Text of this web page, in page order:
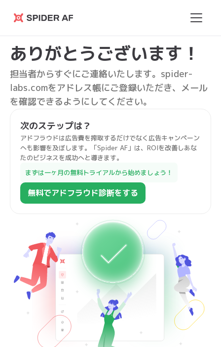
Spider
AF
ありがとうございます！
担当者からすぐにご連絡いたします。spider-
labs.comをアドレス帳にご登録いただき、メール
を確認できるようにしてください。
次のステップは？
アドフラウドは広告費を搾取するだけでなく広告キャンペーン
へも影響を及ぼします。「Spider AF」は、ROIを改善しあな
たのビジネスを成功へと導きます。
まずは一ヶ月の無料トライアルから始めましょう！
無料でアドフラウド診断をする